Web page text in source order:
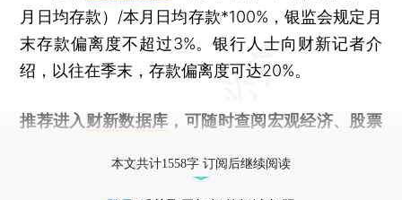
月日均存款）/本月日均存款*100%，银监会规定月
末存款偏离度不超过3%。银行人士向财新记者介
绍，以往在季末，存款偏离度可达20%。
推荐进入 财新数据库 ，可随时查阅宏观经济、股票
本文共计1558字 订阅后继续阅读